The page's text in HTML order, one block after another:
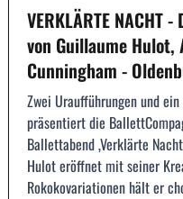
VERKLÄRTE
von Guillaume
Cunningham -
Zwei Uraufführungen und
präsentiert die
Ballettabend ‚Verklärte
Hulot eröffnet mit seiner
Rokokovariationen hält er